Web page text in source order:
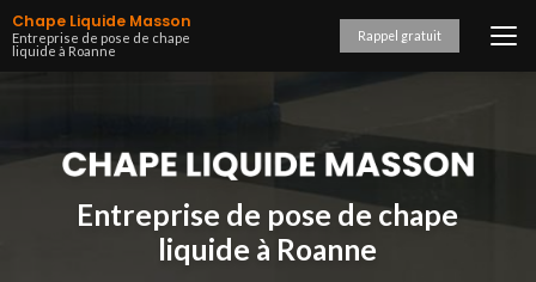
Aller
au
contenu
Chape Liquide Masson
Entreprise de pose de chape
liquide à Roanne
Rappel gratuit
Entreprise de pose de chape
liquide à Roanne